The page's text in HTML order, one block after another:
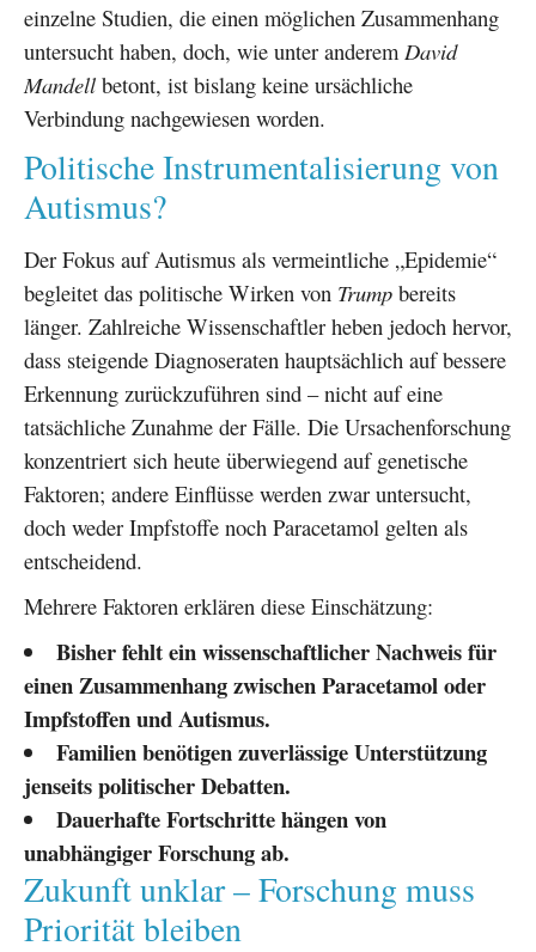
einzelne Studien, die einen möglichen Zusammenhang
untersucht haben, doch, wie unter anderem David
Mandell betont, ist bislang keine ursächliche
Verbindung nachgewiesen worden.
Politische Instrumentalisierung von
Autismus?
Der Fokus auf Autismus als vermeintliche „Epidemie“
begleitet das politische Wirken von Trump bereits
länger. Zahlreiche Wissenschaftler heben jedoch hervor,
dass steigende Diagnoseraten hauptsächlich auf bessere
Erkennung zurückzuführen sind – nicht auf eine
tatsächliche Zunahme der Fälle. Die Ursachenforschung
konzentriert sich heute überwiegend auf genetische
Faktoren; andere Einflüsse werden zwar untersucht,
doch weder Impfstoffe noch Paracetamol gelten als
entscheidend.
Mehrere Faktoren erklären diese Einschätzung:
Bisher fehlt ein wissenschaftlicher Nachweis für
einen Zusammenhang zwischen Paracetamol oder
Impfstoffen und Autismus.
Familien benötigen zuverlässige Unterstützung
jenseits politischer Debatten.
Dauerhafte Fortschritte hängen von
unabhängiger Forschung ab.
Zukunft unklar – Forschung muss
Priorität bleiben